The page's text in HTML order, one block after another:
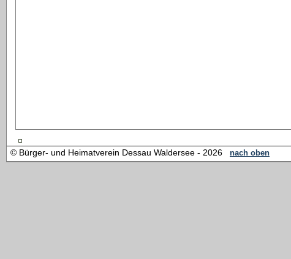
© Bürger- und Heimatverein Dessau Waldersee - 2026 nach oben